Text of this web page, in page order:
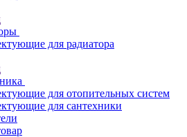
для радиатора
для отопительных систем
для сантехники